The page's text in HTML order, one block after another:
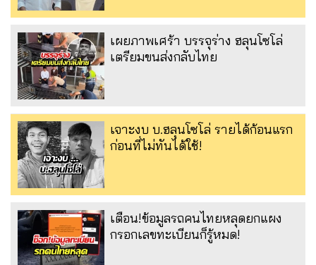
เผยภาพเศร้า บรรจุร่าง ฮลุนโซโล่
เตรียมขนส่งกลับไทย
เจาะงบ บ.ฮลุนโซโล่ รายได้ก้อนแรก
ก่อนที่ไม่ทันได้ใช้!
เตือน!ข้อมูลรถคนไทยหลุดยกแผง
กรอกเลขทะเบียนก็รู้หมด!